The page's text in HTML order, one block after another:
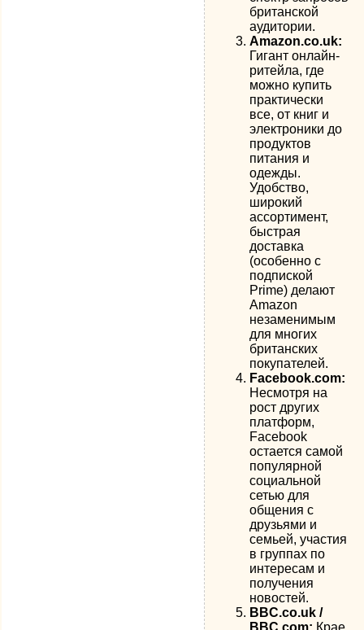
британской
аудитории.
Amazon.co.uk:
Гигант онлайн-
ритейла, где
можно купить
практически
все, от книг и
электроники до
продуктов
питания и
одежды.
Удобство,
широкий
ассортимент,
быстрая
доставка
(особенно с
подпиской
Prime) делают
Amazon
незаменимым
для многих
британских
покупателей.
Facebook.com:
Несмотря на
рост других
платформ,
Facebook
остается самой
популярной
социальной
сетью для
общения с
друзьями и
семьей, участия
в группах по
интересам и
получения
новостей.
BBC.co.uk /
BBC.com: Крае